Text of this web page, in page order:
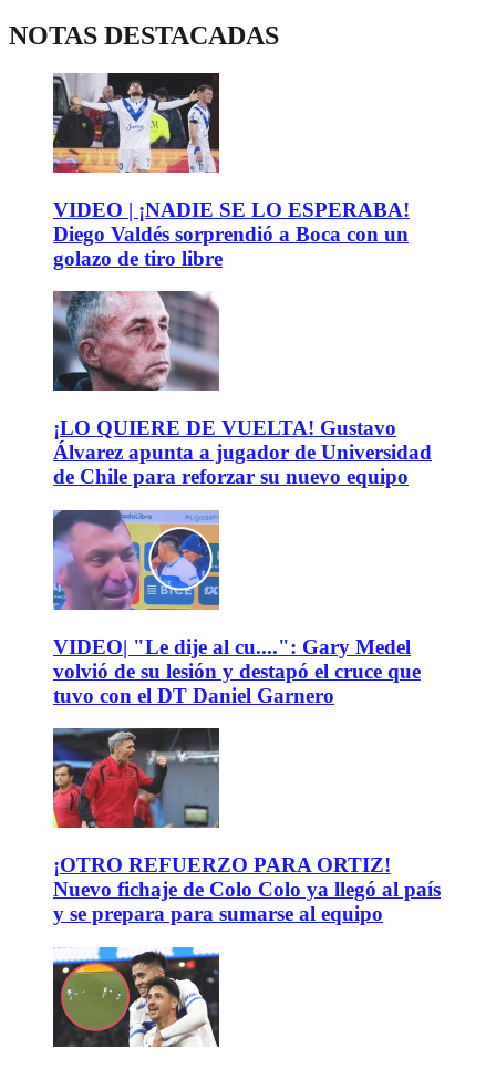
NOTAS DESTACADAS
VIDEO | ¡NADIE SE LO ESPERABA!
Diego Valdés sorprendió a Boca con un
golazo de tiro libre
¡LO QUIERE DE VUELTA! Gustavo
Álvarez apunta a jugador de Universidad
de Chile para reforzar su nuevo equipo
VIDEO| "Le dije al cu....": Gary Medel
volvió de su lesión y destapó el cruce que
tuvo con el DT Daniel Garnero
¡OTRO REFUERZO PARA ORTIZ!
Nuevo fichaje de Colo Colo ya llegó al país
y se prepara para sumarse al equipo